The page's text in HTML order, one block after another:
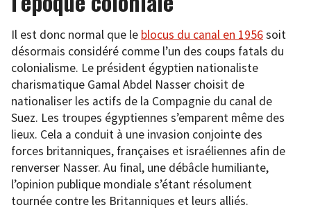
Il est donc normal que le blocus du canal en 1956soit
désormais considéré comme l’un des coups fatals du
colonialisme. Le président égyptien nationaliste
charismatique Gamal Abdel Nasser choisit de
nationaliser les actifs de la Compagnie du canal de
Suez. Les troupes égyptiennes s’emparent même des
lieux. Cela a conduit à une invasion conjointe des
forces britanniques, françaises et israéliennes afin de
renverser Nasser. Au final, une débâcle humiliante,
l’opinion publique mondiale s’étant résolument
tournée contre les Britanniques et leurs alliés.